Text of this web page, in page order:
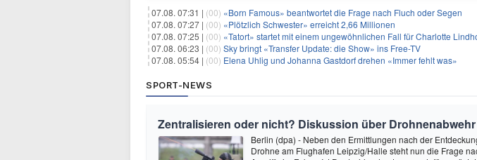
07.08. 07:31 | (00) «Born Famous» beantwortet die Frage nach Fluch oder Segen
07.08. 07:27 | (00) «Plötzlich Schwester» erreicht 2,66 Millionen
07.08. 07:25 | (00) «Tatort» startet mit einem ungewöhnlichen Fall für Charlotte
07.08. 06:23 | (00) Sky bringt «Transfer Update: die Show» ins Free-TV
07.08. 05:54 | (00) Elena Uhlig und Johanna Gastdorf drehen «Immer fehlt was»
SPORT-NEWS
Zentralisieren oder nicht? Diskussion über Drohnenabwehr
Berlin (dpa) - Neben den Ermittlungen nach der
Drohne am Flughafen Leipzig/Halle steht nun die Frage